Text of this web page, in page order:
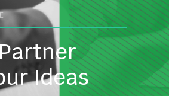
Ideas